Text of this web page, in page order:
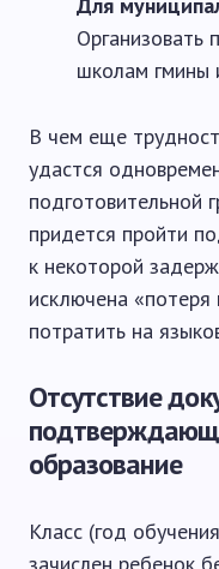
Организовать
школам гмины
В чем еще
удастся
подготовительной
придется пройти
к некоторой
исключена
потратить на
Отсутствие
образование
Класс (год